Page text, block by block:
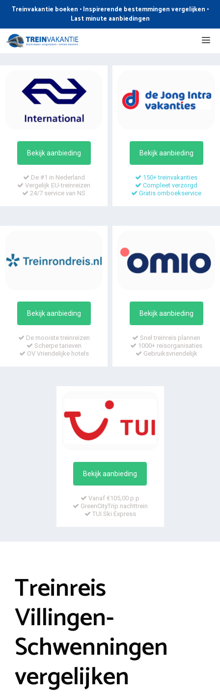
de
inhoud
Treinvakantie boeken • Inspirerende bestemmingen vergelijken •
Last minute aanbiedingen
Bekijk aanbieding
De #1 in Nederland
Vergelijk EU-treinreizen
24/7 service van NS
Bekijk aanbieding
150+ treinvakanties
Compleet verzorgd
Gratis omboekservice
Bekijk aanbieding
De mooiste treinreizen
Scherpe tarieven
OV Vriendelijke hotels
Bekijk aanbieding
Snel treinreis plannen
1000+ reisorganisaties
Gebruiksvriendelijk
Bekijk aanbieding
Vanaf €105,00 p.p
GreenCityTrip nachttrein
TUI Ski Express
Treinreis
Villingen-
Schwenningen
vergelijken